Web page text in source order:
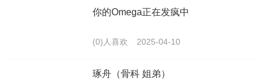
你的Omega正在发疯中
(0)人喜欢 2025-04-10
琢舟（骨科 姐弟）